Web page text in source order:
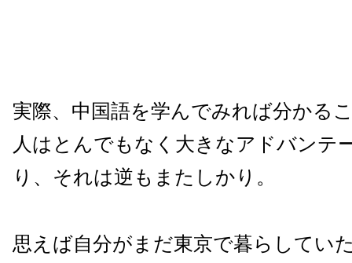
実際、中国語を学んでみれば分かる
人はとんでもなく大きなアドバンテ
り、それは逆もまたしかり。
思えば自分がまだ東京で暮らしてい